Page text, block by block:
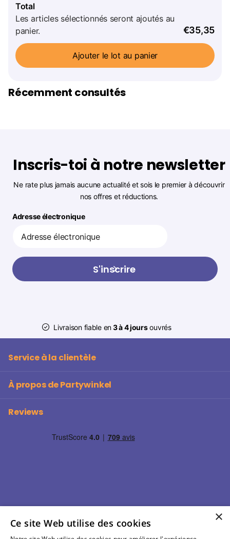
Total
Les articles sélectionnés seront ajoutés au
panier.
€35,35
Ajouter le lot au panier
Récemment consultés
Inscris-toi à notre newsletter
Ne rate plus jamais aucune actualité et sois le premier à découvrir
nos offres et réductions.
Adresse électronique
S'inscrire
Livraison fiable en3 à 4 joursouvrés
Service à la clientèle
À propos de Partywinkel
Reviews
×
Ce site Web utilise des cookies